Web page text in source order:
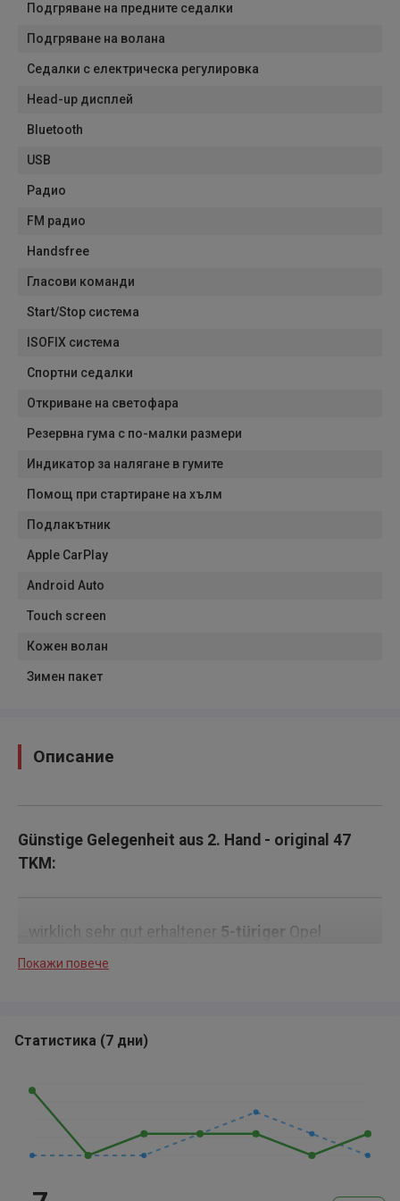
Подгряване на предните седалки
Подгряване на волана
Седалки с електрическа регулировка
Head-up дисплей
Bluetooth
USB
Радио
FM радио
Handsfree
Гласови команди
Start/Stop система
ISOFIX система
Спортни седалки
Откриване на светофара
Резервна гума с по-малки размери
Индикатор за налягане в гумите
Помощ при стартиране на хълм
Подлакътник
Apple CarPlay
Android Auto
Touch screen
Кожен волан
Зимен пакет
Описание
Günstige Gelegenheit aus 2. Hand - original 47
TKM:
...wirklich sehr gut erhaltener 5-türiger Opel
Crossland X 1.2 DI Turbo Automatik "INNOVATION"
Gebrauchsspuren (normale altersbedingte
durchgehend Scheckheft gepflegt (letzter Öl-
Service bei 45 TKM im August 2025 - aktuell kein
Service fällig), Nichtraucher-/Garagenwagen, Außen:
Bi-Color Onyx-Schwarz-Metallic mit weißem Dach,
Innen: Stoff-Ausstattung Anthrazit/Grau, ESP, ESC,
Покажи повече
Статистика (7 дни)